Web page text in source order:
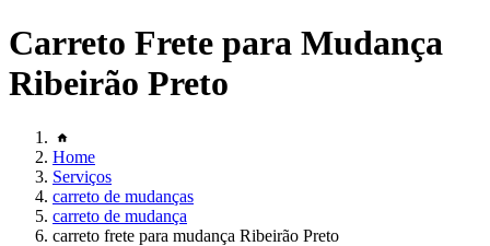
Carreto Frete para Mudança
Ribeirão Preto
Home
Serviços
carreto de mudanças
carreto de mudança
carreto frete para mudança Ribeirão Preto